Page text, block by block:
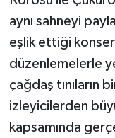
aynı sahneyi
eşlik ettiği
düzenlemelerle
çağdaş tınıların
izleyicilerden
kapsamında